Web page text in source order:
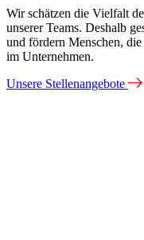
Wir schätzen die Vielfalt
unserer Teams. Deshalb
und fördern Menschen,
im Unternehmen.
Unsere Stellenangebote